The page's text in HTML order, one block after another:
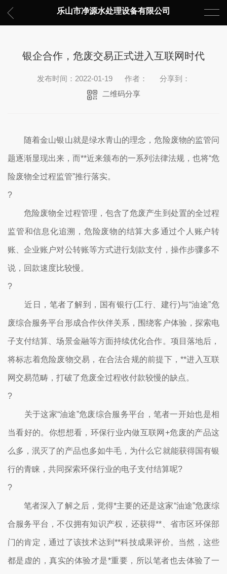
乐山市净源水处理设备有限公司
银企合作，危废交易正式进入互联网时代
发布时间：2022-01-19 作者：
分享到：
二维码分享
随着金山银山就是绿水青山的理念，危险废物的监管问
题逐渐显现出来，而**近来颁布的一系列法律法规，也将“危
险废物全过程监管”推行落实。
?
危险废物全过程管理，包含了危废产生到处置的全过程
监管和信息化追溯，危险废物的结算大多通过个人账户转
账、企业账户对公转账等方式进行划款支付，操作步骤多不
说，回款速度比较慢。
?
近日，笔者了解到，国有银行(工行、建行)与“油途”危
废综合服务平台形成合作伙伴关系，围绕客户体验，探索电
子支付结算、场景金融等方面持续优化合作。项目落地后，
将标志着危险废物交易，在合法合规的前提下，**进入互联
网交易范畴，打破了危废全过程收付款较慢的缺点。
?
关于这家“油途”危废综合服务平台，笔者一开始也是相
当看好的。你想想看，环保行业内做互联网+危废的产品这
么多，泯灭了的产品也多如牛毛，为什么它就能获得国有银
行的青睐，共同探索环保行业的电子支付结算呢?
?
笔者深入了解之后，觉得*主要的还是这家“油途”危废综
合服务平台，不仅拥有知识产权，还获得**、省市区环保部
门的肯定，通过了该技术达到**科技成果评价。当然，这些
都是虚的，真实的体验才是*重要，所以笔者也去体验了一